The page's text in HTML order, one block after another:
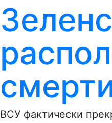
ВСУ фактически